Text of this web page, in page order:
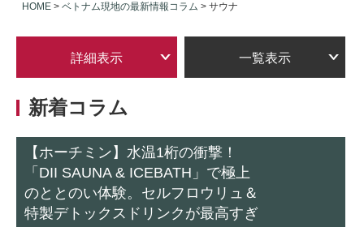
HOME > ベトナム現地の最新情報コラム > サウナ
詳細表示 一覧表示
新着コラム
【ホーチミン】水温1桁の衝撃！
「DII SAUNA & ICEBATH」で極上
のととのい体験。セルフロウリュ＆
特製デトックスドリンクが最高すぎ